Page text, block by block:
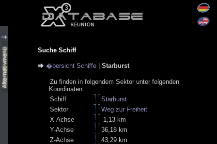
Suche Schiff
�bersicht Schiffe Starburst
Zu finden in folgendem Sektor unter folgenden
Koordinaten:
Schiff
Starburst
Sektor
Weg zur Freiheit
X-Achse
-1,13 km
Y-Achse
36,18 km
Z-Achse
43,29 km